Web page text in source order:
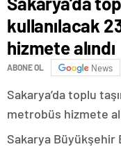
kullanılacak
hizmete alındı
ABONE OL News
Sakarya’da toplu
metrobüs hizmete
Sakarya Büyükşehir